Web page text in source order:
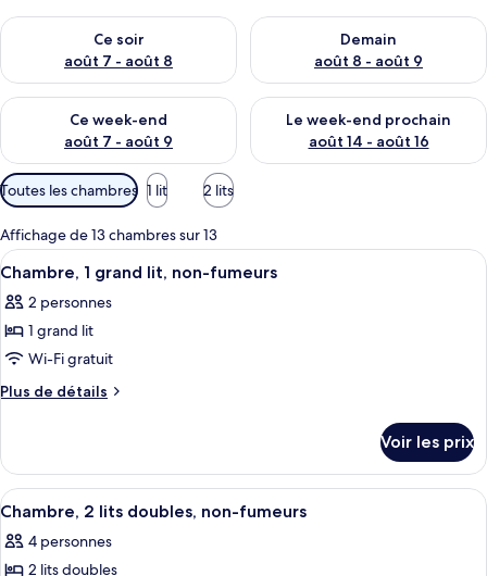
Ce soir
août 7 - août 8
Vérifier la disponibilité pour ce soir août 7 - août 8
Demain
août 8 - août 9
Vérifier la disponibilité pour
Ce week-end
août 7 - août 9
Vérifier la disponibilité pour ce week-end août 7 - août 9
Le week-end prochain
août 14 - août 16
Vérifier la disponibilité pour
Filtres
disponibles
pour
les
chambres
Toutes les chambres 1 lit 2 lits
Affichage de 13 chambres sur 13
Afficher
toutes
les
photos
pour
ce
chambre :
Chambre,
1
grand
lit,
Une chambre d’hôtel avec un grand
6
Chambre, 1 grand lit, non-fumeurs
2 personnes
1 grand lit
Wi-Fi gratuit
Plus de détails
Plus
le
type
de
Chambre,
Voir les prix
Afficher
toutes
les
Une chambre d’hôtel avec deux lits,
5
Chambre, 2 lits doubles, non-fumeurs
4 personnes
2 lits doubles